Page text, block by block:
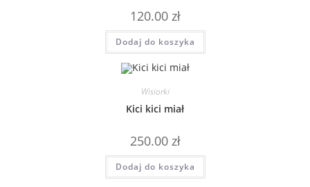
120.00 zł
Dodaj do koszyka
Wisiorki
Kici kici miał
250.00 zł
Dodaj do koszyka